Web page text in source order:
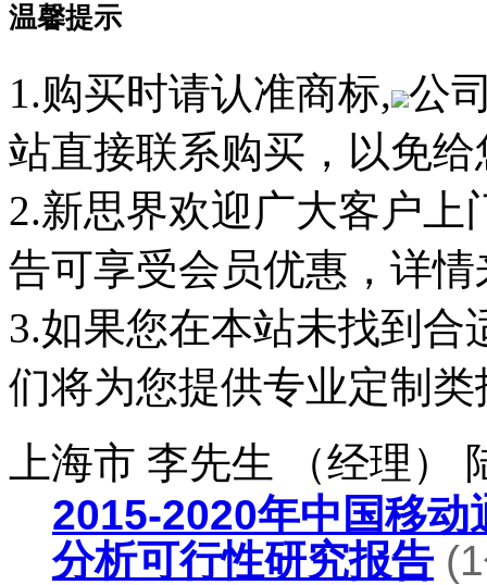
温馨提示
1.购买时请认准商标, 公
站直接联系购买，以免
2.新思界欢迎广大客户
告可享受会员优惠，详
3.如果您在本站未找到
们将为您提供专业定制类
上海市 李先生 （经理）
2015-2020年中国移
分析可行性研究报告(1